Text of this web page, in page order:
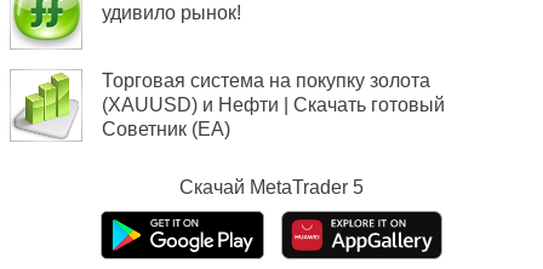
удивило рынок!
Торговая система на покупку золота
(XAUUSD) и Нефти | Скачать готовый
Советник (EA)
Скачай MetaTrader 5